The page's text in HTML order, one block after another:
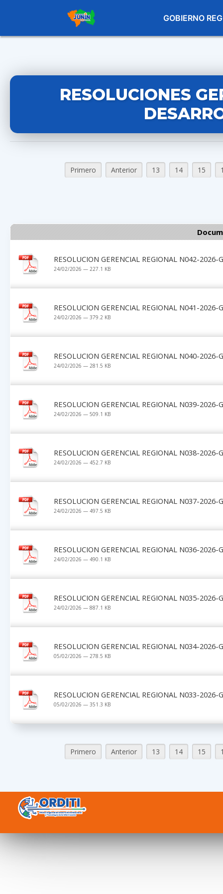
GOBIERNO
RESOLUCIONES
Primero Anterior 13 14 15
RESOLUCION GERENCIAL REGIONAL N042-2026-
24/02/2026 — 227.1 KB
RESOLUCION GERENCIAL REGIONAL N041-2026-
24/02/2026 — 379.2 KB
RESOLUCION GERENCIAL REGIONAL N040-2026-
24/02/2026 — 281.5 KB
RESOLUCION GERENCIAL REGIONAL N039-2026-
24/02/2026 — 509.1 KB
RESOLUCION GERENCIAL REGIONAL N038-2026-
24/02/2026 — 452.7 KB
RESOLUCION GERENCIAL REGIONAL N037-2026-
24/02/2026 — 497.5 KB
RESOLUCION GERENCIAL REGIONAL N036-2026-
24/02/2026 — 490.1 KB
RESOLUCION GERENCIAL REGIONAL N035-2026-
24/02/2026 — 887.1 KB
RESOLUCION GERENCIAL REGIONAL N034-2026-
05/02/2026 — 278.5 KB
RESOLUCION GERENCIAL REGIONAL N033-2026-
05/02/2026 — 351.3 KB
Primero Anterior 13 14 15